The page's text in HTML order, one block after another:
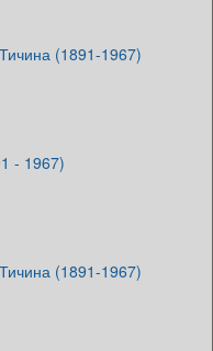
(1891-1967)
- 1967)
(1891-1967)